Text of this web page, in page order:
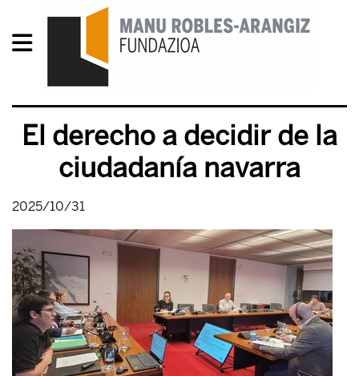
El derecho a decidir de la
ciudadanía navarra
2025/10/31